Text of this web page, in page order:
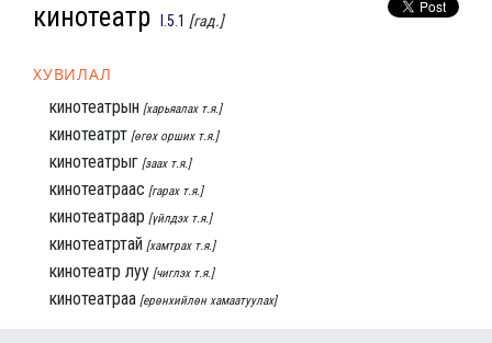
кинотеатр I.5.1 [гад.]
ХУВИЛАЛ
кинотеатрын [харьяалах т.я.]
кинотеатрт [өгөх орших т.я.]
кинотеатрыг [заах т.я.]
кинотеатраас [гарах т.я.]
кинотеатраар [үйлдэх т.я.]
кинотеатртай [хамтрах т.я.]
кинотеатр луу [чиглэх т.я.]
кинотеатраа [ерөнхийлөн хамаатуулах]